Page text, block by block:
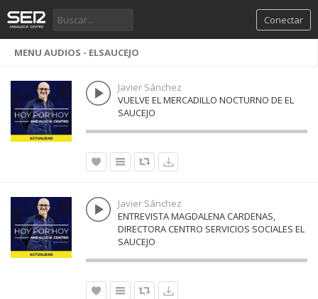
Conectar
MENU AUDIOS - ELSAUCEJO
Javier Sánchez
VUELVE EL MERCADILLO NOCTURNO DE EL
SAUCEJO
Javier Sánchez
ENTREVISTA MAGDALENA CARDENAS,
DIRECTORA CENTRO SERVICIOS SOCIALES EL
SAUCEJO